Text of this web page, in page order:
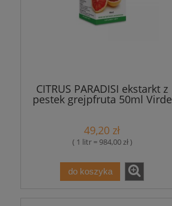
CITRUS PARADISI ekstarkt z
pestek grejpfruta 50ml Virde
49,20 zł
( 1 litr = 984,00 zł )
do koszyka